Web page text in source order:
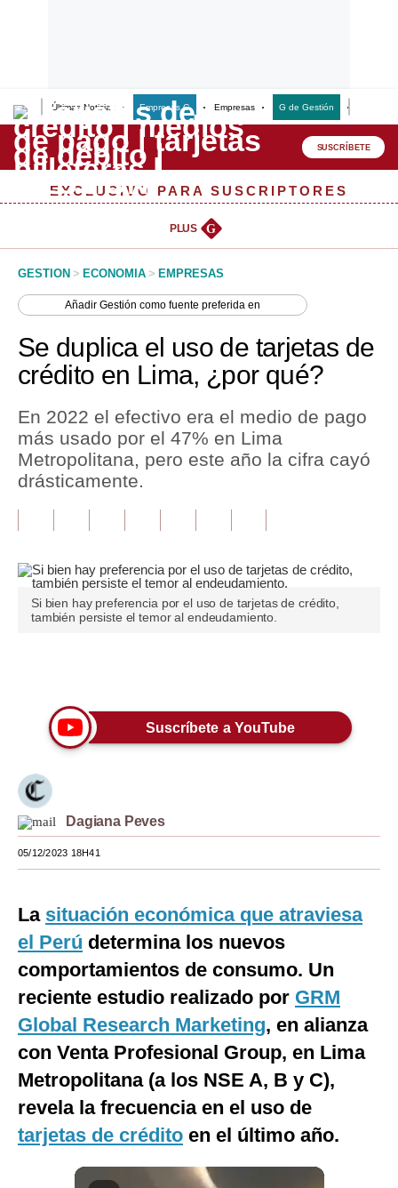
Últimas Noticias Empresas G Empresas G de Gestión
Lo último
Peru Quiosco
Management & Empleo
Perú
Tu Dinero
Finanzas Personales
Opinión
Editorial
Tendencias
Lujo
Viajes
Moda
Estilos
EEUU
México
España
Internacional
Tecnología
Club del Suscriptor
Mix
G de Gestión
SUSCRÍBETE
EXCLUSIVO PARA SUSCRIPTORES
PLUS G
GESTION > ECONOMIA > EMPRESAS
AñadirGestión como fuente preferida en
Se duplica el uso de tarjetas de
crédito en Lima, ¿por qué?
En 2022 el efectivo era el medio de pago
más usado por el 47% en Lima
Metropolitana, pero este año la cifra cayó
drásticamente.
Si bien hay preferencia por el uso de tarjetas de crédito,
también persiste el temor al endeudamiento.
Suscríbete a YouTube
Dagiana Peves
05/12/2023 18H41
La situación económica que atraviesa
el Perú determina los nuevos
comportamientos de consumo. Un
reciente estudio realizado por GRM
Global Research Marketing, en alianza
con Venta Profesional Group, en Lima
Metropolitana (a los NSE A, B y C),
revela la frecuencia en el uso de
tarjetas de crédito en el último año.